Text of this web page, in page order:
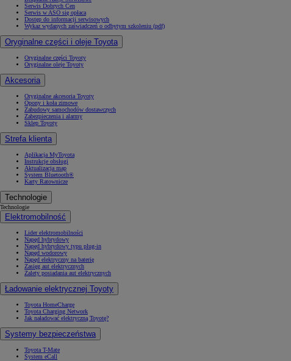
Serwis Dobrych Cen
Serwis w ASO się opłaca
Dostęp do informacji serwisowych
Wykaz wydanych zaświadczeń o odbytym szkoleniu (pdf)
Oryginalne części i oleje Toyota
Oryginalne części Toyoty
Oryginalne oleje Toyoty
Akcesoria
Oryginalne akcesoria Toyoty
Opony i koła zimowe
Zabudowy samochodów dostawczych
Zabezpieczenia i alarmy
Sklep Toyoty
Strefa klienta
Aplikacja MyToyota
Instrukcje obsługi
Aktualizacja map
System Bluetooth®
Karty Ratownicze
Technologie
Technologie
Elektromobilność
Lider elektromobilności
Napęd hybrydowy
Napęd hybrydowy typu plug-in
Napęd wodorowy
Napęd elektryczny na baterię
Zasięg aut elektrycznych
Zalety posiadania aut elektrycznych
Ładowanie elektrycznej Toyoty
Toyota HomeCharge
Toyota Charging Network
Jak naładować elektryczną Toyotę?
Systemy bezpieczeństwa
Toyota T-Mate
System eCall